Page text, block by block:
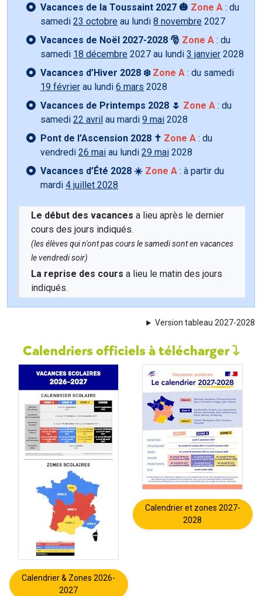
Vacances de la Toussaint 2027 🎃 Zone A : du
samedi 23 octobre au lundi 8 novembre 2027
Vacances de Noël 2027-2028 🎅 Zone A : du
samedi 18 décembre 2027 au lundi 3 janvier 2028
Vacances d’Hiver 2028 ❄️ Zone A : du samedi
19 février au lundi 6 mars 2028
Vacances de Printemps 2028 🌷 Zone A : du
samedi 22 avril au mardi 9 mai 2028
Pont de l’Ascension 2028 ✝️ Zone A : du
vendredi 26 mai au lundi 29 mai 2028
Vacances d’Été 2028 ☀️ Zone A : à partir du
mardi 4 juillet 2028
Le début des vacances a lieu après le dernier
cours des jours indiqués.
(les élèves qui n'ont pas cours le samedi sont en vacances
le vendredi soir)
La reprise des cours a lieu le matin des jours
indiqués.
Version tableau 2027-2028
Calendriers officiels à télécharger
Calendrier & Zones 2026-
2027
Calendrier et zones 2027-
2028